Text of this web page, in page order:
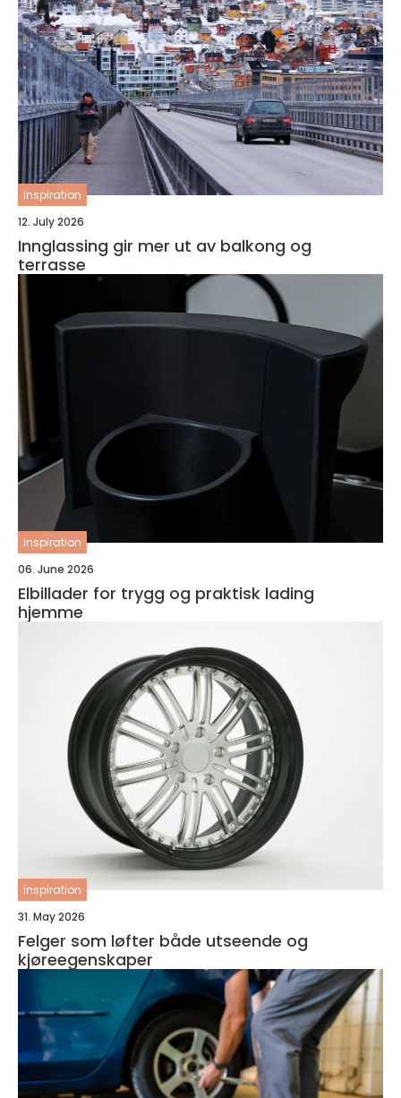
inspiration
12. July 2026
Innglassing gir mer ut av balkong og
terrasse
inspiration
06. June 2026
Elbillader for trygg og praktisk lading
hjemme
inspiration
31. May 2026
Felger som løfter både utseende og
kjøreegenskaper